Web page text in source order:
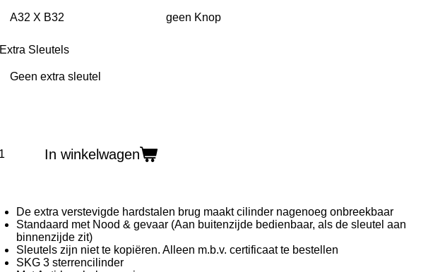
Extra Sleutels
In winkelwagen
De extra verstevigde hardstalen brug maakt cilinder nagenoeg onbreekbaar
Standaard met Nood & gevaar (Aan buitenzijde bedienbaar, als de sleutel aan
binnenzijde zit)
Sleutels zijn niet te kopiëren. Alleen m.b.v. certificaat te bestellen
SKG 3 sterrencilinder